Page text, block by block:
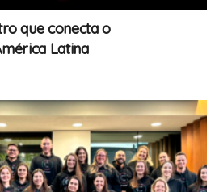
que conecta o
Latina